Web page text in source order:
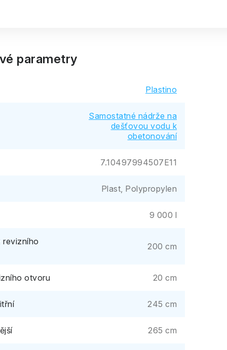
parametry
Plastino
Samostatné nádrže na
dešťovou vodu k
obetonování
7.10497994507E11
Plast, Polypropylen
9 000 l
revizního
200 cm
otvoru 20 cm
245 cm
265 cm